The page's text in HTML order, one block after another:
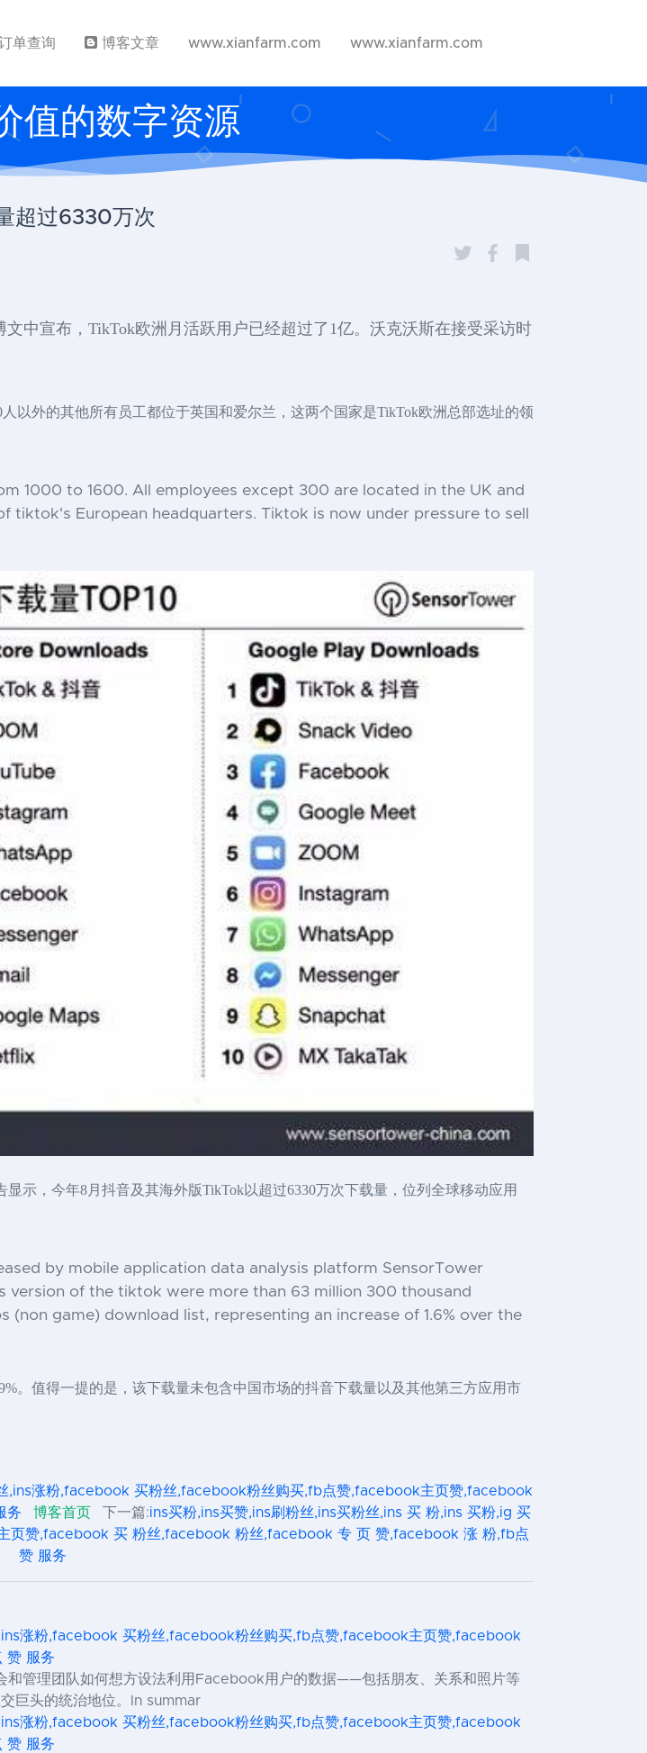
单查询 博客文章 www.xianfarm.com www.xianfarm.com
值的数字资源
超过6330万次
中宣布，TikTok欧洲月活跃用户已经超过了1亿。沃克沃斯在接受采访时
以外的其他所有员工都位于英国和爱尔兰，这两个国家是TikTok欧洲总部选址的领
1000 to 1600. All employees except 300 are located in the UK and
tiktok's European headquarters. Tiktok is now under pressure to sell
示，今年8月抖音及其海外版TikTok以超过6330万次下载量，位列全球移动应用
by mobile application data analysis platform SensorTower
of the tiktok were more than 63 million 300 thousand
game) download list, representing an increase of 1.6% over the
。值得一提的是，该下载量未包含中国市场的抖音下载量以及其他第三方应用市
,ins涨粉,facebook 买粉丝,facebook粉丝购买,fb点赞,facebook主页赞,facebook
务
博客首页 下一篇:ins买粉,ins买赞,ins刷粉丝,ins买粉丝,ins 买 粉,ins 买粉,ig 买
页赞,facebook 买 粉丝,facebook 粉丝,facebook 专 页 赞,facebook 涨 粉,fb点
赞 服务
涨粉,facebook 买粉丝,facebook粉丝购买,fb点赞,facebook主页赞,facebook
赞 服务
管理团队如何想方设法利用Facebook用户的数据——包括朋友、关系和照片等
巨头的统治地位。In summar
涨粉,facebook 买粉丝,facebook粉丝购买,fb点赞,facebook主页赞,facebook
赞 服务